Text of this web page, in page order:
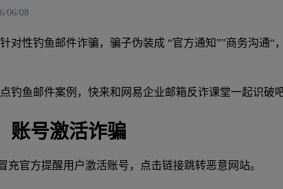
06/08
对性钓鱼邮件诈骗，骗子伪装成 “官方通知””商务沟通
钓鱼邮件案例，快来和网易企业邮箱反诈课堂一起识破吧
账号激活诈骗
充官方提醒用户激活账号，点击链接跳转恶意网站。